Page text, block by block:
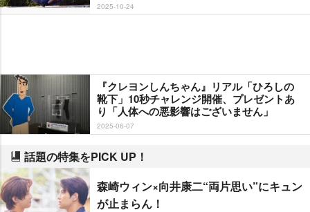
2025-10-24
『クレヨンしんちゃん』リアル「ひろしの
靴下」10秒チャレンジ開催、プレゼントあ
り「人体への悪影響はございません」
2025-06-07
話題の特集をPICK UP！
森崎ウィン×向井康二“両片思い”にキュン
が止まらん！